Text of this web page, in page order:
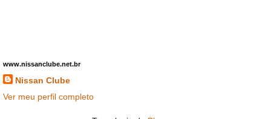
www.nissanclube.net.br
Nissan Clube
Ver meu perfil completo